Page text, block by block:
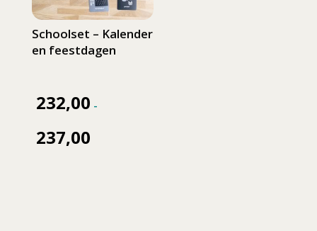
Schoolset – Kalender
en feestdagen
232,00 -
237,00Prijsklasse: